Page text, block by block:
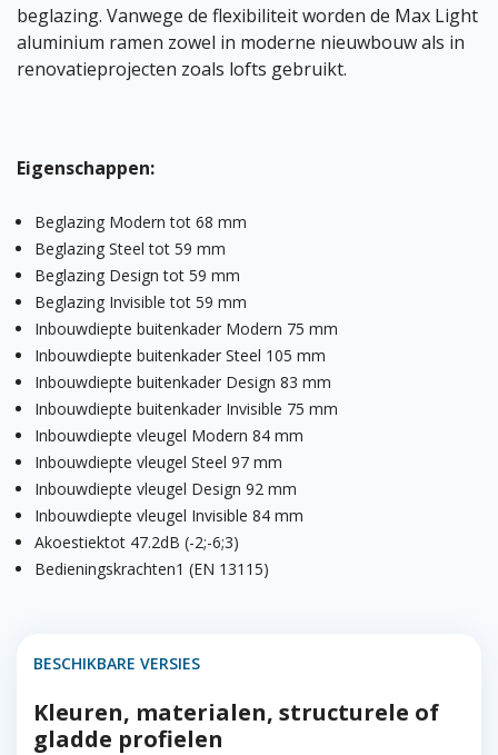
beglazing. Vanwege de flexibiliteit worden de Max Light
aluminium ramen zowel in moderne nieuwbouw als in
renovatieprojecten zoals lofts gebruikt.
Eigenschappen:
Beglazing Modern tot 68 mm
Beglazing Steel tot 59 mm
Beglazing Design tot 59 mm
Beglazing Invisible tot 59 mm
Inbouwdiepte buitenkader Modern 75 mm
Inbouwdiepte buitenkader Steel 105 mm
Inbouwdiepte buitenkader Design 83 mm
Inbouwdiepte buitenkader Invisible 75 mm
Inbouwdiepte vleugel Modern 84 mm
Inbouwdiepte vleugel Steel 97 mm
Inbouwdiepte vleugel Design 92 mm
Inbouwdiepte vleugel Invisible 84 mm
Akoestiektot 47.2dB (-2;-6;3)
Bedieningskrachten1 (EN 13115)
BESCHIKBARE VERSIES
Kleuren, materialen, structurele of
gladde profielen